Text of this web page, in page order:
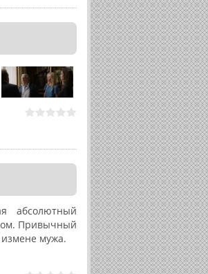
абсолютный
Привычный
мужа.